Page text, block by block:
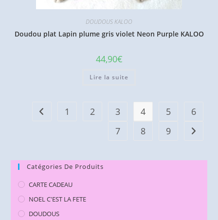
DOUDOUS KALOO
Doudou plat Lapin plume gris violet Neon Purple KALOO
44,90€
Lire la suite
1 2 3 4 5
6
7
8 9
Catégories De Produits
CARTE CADEAU
NOEL C'EST LA FETE
DOUDOUS